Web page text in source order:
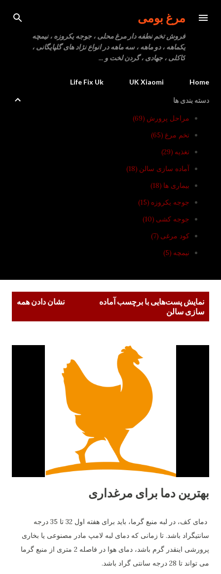
مرغ بومی
فروش تخم نطفه دار مرغ محلی ، جوجه یکروزه ، نیمچه
یکماهه ، دو ماهه ، سه ماهه در انواع نژاد های گلپایگانی ،
کاکلی ، جهادی ، گردن لخت و ...
Home
UK Xiaomi
Life Fix Uk
دسته بندی ها
مراحل پرورش 69
تخم مرغ 65
تغذیه 29
آماده سازی سالن 18
بیماری ها 18
جوجه یکروزه 15
جوجه کشی 10
کود مرغی 7
نیمچه 5
نمایش پست‌هایی با برچسب آماده
سازی سالن
نشان دادن همه
بهترین دما برای مرغداری
دمای کف، در لبه منبع گرما، باید برای هفته اول 32 تا 35 درجه
سانتیگراد باشد. تا زمانی که دمای لبه لامپ مادر مصنوعی یا بخاری
پرورشی اینقدر گرم باشد، دمای هوا در فاصله 2 متری از منبع گرما
می تواند تا 28 درجه سانتی گراد باشد.